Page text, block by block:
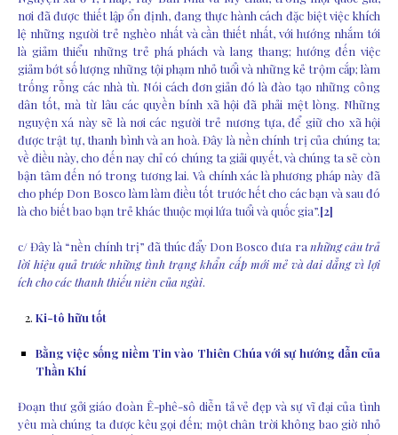
nơi đã được thiết lập ổn định, đang thực hành cách đặc biệt việc khích
lệ những người trẻ nghèo nhất và cần thiết nhất, với hướng nhắm tới
là giảm thiểu những trẻ phá phách và lang thang; hướng đến việc
giảm bớt số lượng những tội phạm nhỏ tuổi và những kẻ trộm cắp; làm
trống rỗng các nhà tù. Nói cách đơn giản đó là đào tạo những công
dân tốt, mà từ lâu các quyền bính xã hội đã phải mệt lòng. Những
nguyện xá này sẽ là nơi các người trẻ nương tựa, để giữ cho xã hội
được trật tự, thanh bình và an hoà. Đây là nền chính trị của chúng ta;
về điều này, cho đến nay chỉ có chúng ta giải quyết, và chúng ta sẽ còn
bận tâm đến nó trong tương lai. Và chính xác là phương pháp này đã
cho phép Don Bosco làm làm điều tốt trước hết cho các bạn và sau đó
là cho biết bao bạn trẻ khác thuộc mọi lứa tuổi và quốc gia”.[2]
c/ Đây là “nền chính trị” đã thúc đẩy Don Bosco đưa ra những câu trả
lời hiệu quả trước những tình trạng khẩn cấp mới mẻ và dai dẳng vì lợi
ích cho các thanh thiếu niên của ngài.
Ki-tô hữu tốt
Bằng việc sống niềm Tin vào Thiên Chúa với sự hướng dẫn của
Thần Khí
Đoạn thư gởi giáo đoàn Ê-phê-sô diễn tả vẻ đẹp và sự vĩ đại của tình
yêu mà chúng ta được kêu gọi đến; một chân trời không bao giờ nhỏ